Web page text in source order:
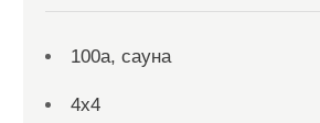
100а, сауна
4х4